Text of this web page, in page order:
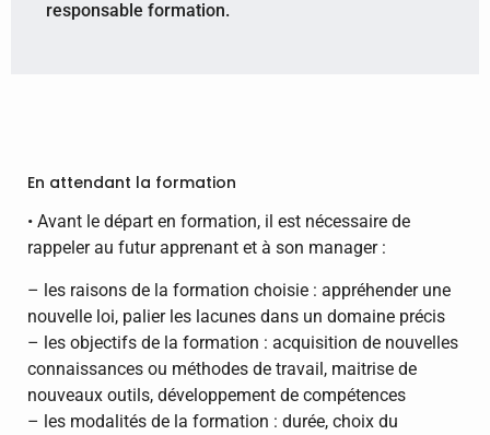
responsable formation.
En attendant la formation
• Avant le départ en formation, il est nécessaire de
rappeler au futur apprenant et à son manager :
– les raisons de la formation choisie : appréhender une
nouvelle loi, palier les lacunes dans un domaine précis
– les objectifs de la formation : acquisition de nouvelles
connaissances ou méthodes de travail, maitrise de
nouveaux outils, développement de compétences
– les modalités de la formation : durée, choix du